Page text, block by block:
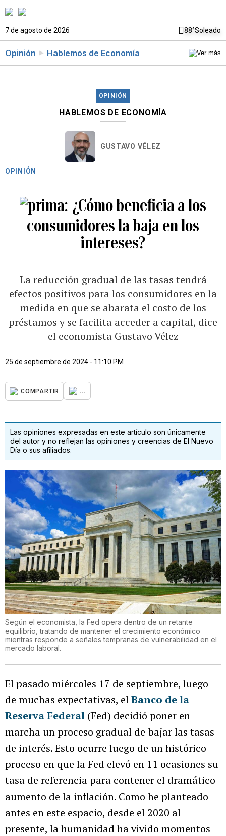
7 de agosto de 2026 88°Soleado
Opinión Hablemos de Economía
OPINIÓN
HABLEMOS DE ECONOMÍA
GUSTAVO VÉLEZ
OPINIÓN
¿Cómo beneficia a los
consumidores la baja en los
intereses?
La reducción gradual de las tasas tendrá
efectos positivos para los consumidores en la
medida en que se abarata el costo de los
préstamos y se facilita acceder a capital, dice
el economista Gustavo Vélez
25 de septiembre de 2024 - 11:10 PM
COMPARTIR ...
Las opiniones expresadas en este artículo son únicamente
del autor y no reflejan las opiniones y creencias de El Nuevo
Día o sus afiliados.
Según el economista, la Fed opera dentro de un retante
equilibrio, tratando de mantener el crecimiento económico
mientras responde a señales tempranas de vulnerabilidad en el
mercado laboral.
El pasado miércoles 17 de septiembre, luego
de muchas expectativas, elBanco de la
Reserva Federal (Fed) decidió poner en
marcha un proceso gradual de bajar las tasas
de interés. Esto ocurre luego de un histórico
proceso en que la Fed elevó en 11 ocasiones su
tasa de referencia para contener el dramático
aumento de la inflación. Como he planteado
antes en este espacio, desde el 2020 al
presente, la humanidad ha vivido momentos